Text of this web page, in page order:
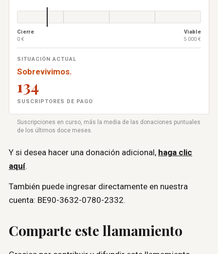
Cierre
0 €
Viable
5 000 €
SITUACIÓN ACTUAL
Sobrevivimos.
134
SUSCRIPTORES DE PAGO
Suscripciones en curso, más la media de las donaciones puntuales
de los últimos doce meses.
Y si desea hacer una donación adicional, haga clic
aquí.
También puede ingresar directamente en nuestra
cuenta: BE90-3632-0780-2332.
Comparte este llamamiento